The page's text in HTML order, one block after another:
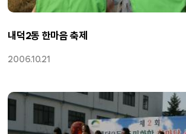
내덕2동 한마음 축제
2006.10.21